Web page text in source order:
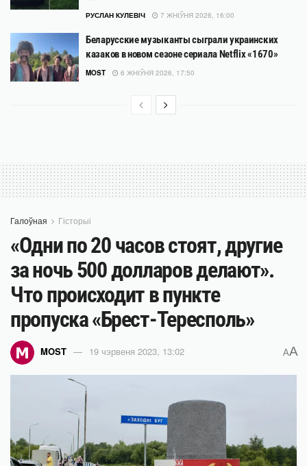
РУСЛАН КУЛЕВІЧ 7 ЖНІЎНЯ 2026, 16:00
Беларусские музыканты сыграли украинских
казаков в новом сезоне сериала Netflix «1670»
MOST 6 ЖНІЎНЯ 2026, 17:50
Галоўная Гісторыі
«Одни по 20 часов стоят, другие
за ночь 500 долларов делают».
Что происходит в пункте
пропуска «Брест-Тересполь»
MOST 19 чэрвеня 2023, 13:02 AA